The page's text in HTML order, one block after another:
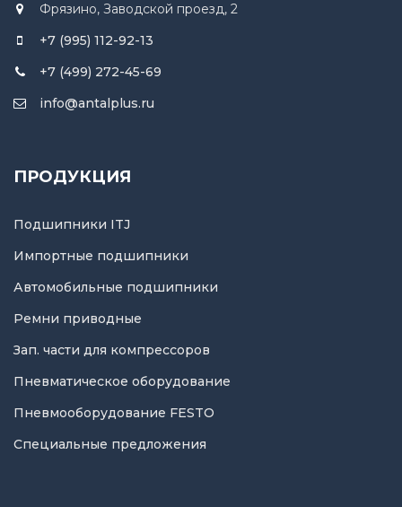
Фрязино, Заводской проезд, 2
+7 (995) 112-92-13
+7 (499) 272-45-69
info@antalplus.ru
ПРОДУКЦИЯ
Подшипники ITJ
Импортные подшипники
Автомобильные подшипники
Ремни приводные
Зап. части для компрессоров
Пневматическое оборудование
Пневмооборудование FESTO
Специальные предложения